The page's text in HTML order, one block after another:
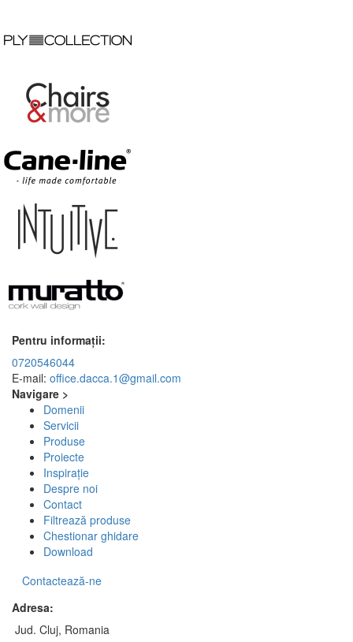
Pentru informații:
0720546044
E-mail: office.dacca.1@gmail.com
Navigare >
Domenii
Servicii
Produse
Proiecte
Inspirație
Despre noi
Contact
Filtrează produse
Chestionar ghidare
Download
Contactează-ne
Adresa:
Jud. Cluj, Romania